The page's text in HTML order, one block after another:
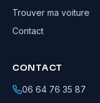
Trouver ma voiture
Contact
CONTACT
06 64 76 35 87